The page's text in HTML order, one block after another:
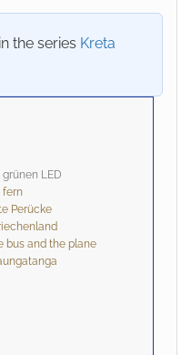
the series Kreta
LED
fern
Perücke
bus and the plane